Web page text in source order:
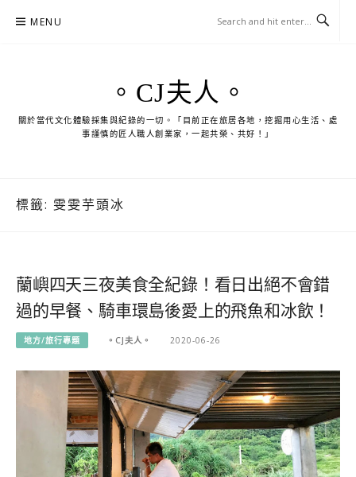
MENU
。CJ夫人。
關於當代文化體驗採集與紀錄的一切。「目前正在旅居各地，挖掘用心生活、處
事謹慎的匠人職人創業家，一起共榮、共好！」
標籤: 雯雯芋頭冰
蘭嶼四天三夜美食全紀錄！看日出絕不會錯
過的早餐、騎車環島後愛上的飛魚和冰飲！
地方/旅行專題 。CJ夫人。 2020-06-26